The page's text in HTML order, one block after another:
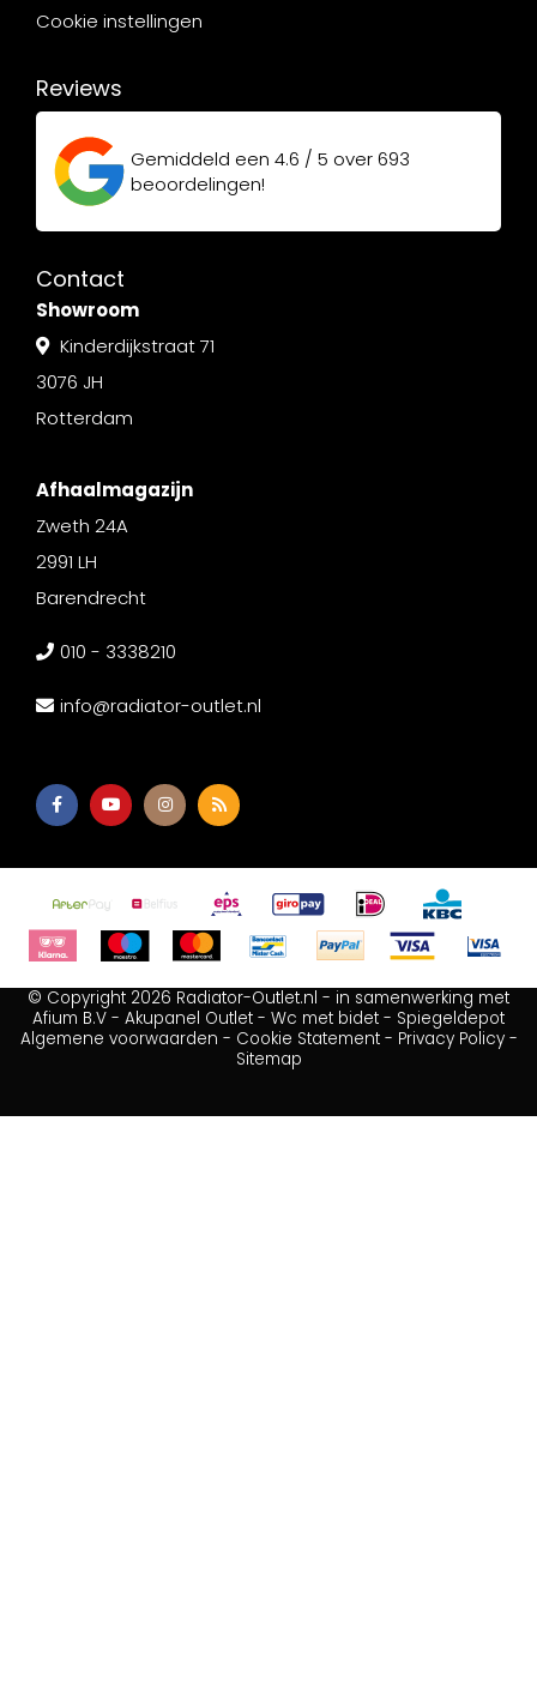
Cookie instellingen
Reviews
Gemiddeld een 4.6 / 5 over693
beoordelingen!
Contact
Showroom
Kinderdijkstraat 71
3076 JH
Rotterdam
Afhaalmagazijn
Zweth 24A
2991 LH
Barendrecht
010 - 3338210
info@radiator-outlet.nl
© Copyright 2026 Radiator-Outlet.nl - in samenwerking met
Afium B.V - Akupanel Outlet - Wc met bidet - Spiegeldepot
Algemene voorwaarden - Cookie Statement- Privacy Policy-
Sitemap